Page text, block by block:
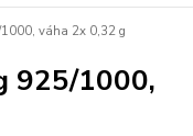
váha 2x 0,32 g
925/1000,